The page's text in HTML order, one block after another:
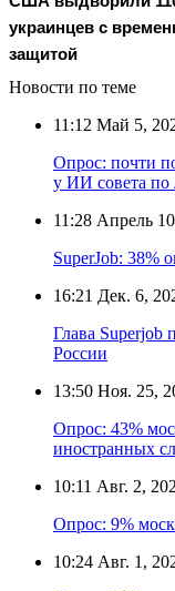
украинцев с
защитой
Новости по теме
11:12 Май 5,
Опрос: почти
у ИИ совета
11:28 Апрель
SuperJob: 38%
16:21 Дек. 6,
Глава Superjob
России
13:50 Ноя. 25,
Опрос: 43%
иностранных
10:11 Авг. 2,
Опрос: 9%
10:24 Авг. 1,